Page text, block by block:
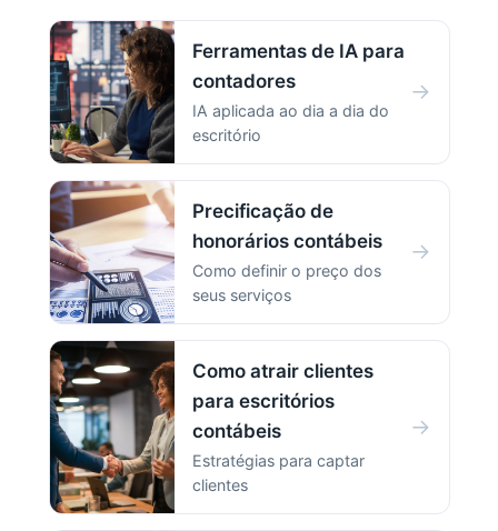
Ferramentas de IA para
contadores
IA aplicada ao dia a dia do
escritório
→
Precificação de
honorários contábeis
Como definir o preço dos
seus serviços
→
Como atrair clientes
para escritórios
contábeis
Estratégias para captar
clientes
→